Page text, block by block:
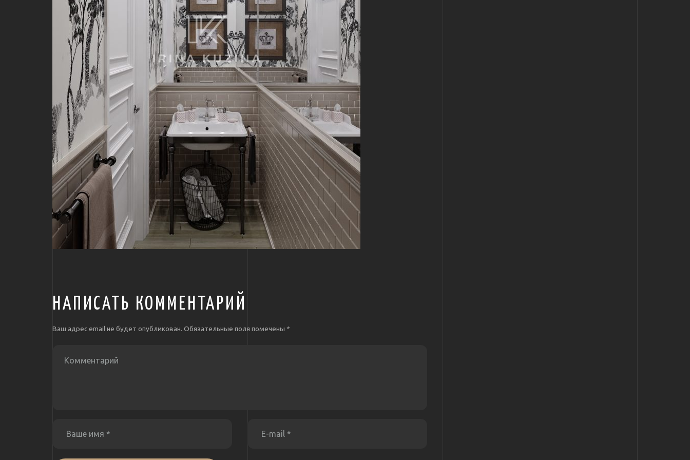
НАПИСАТЬ КОММЕНТАРИЙ
Ваш адрес email не будет опубликован. Обязательные поля помечены *